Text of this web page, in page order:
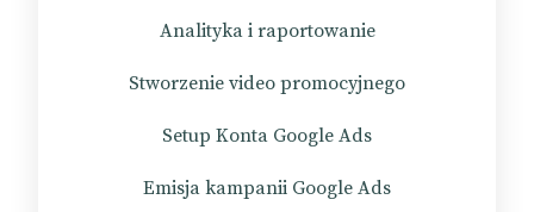
Analityka i raportowanie
Stworzenie video promocyjnego
Setup Konta Google Ads
Emisja kampanii Google Ads